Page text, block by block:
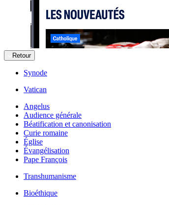
Retour
Synode
Vatican
Angelus
Audience générale
Béatification et canonisation
Curie romaine
Église
Évangélisation
Pape François
Transhumanisme
Bioéthique